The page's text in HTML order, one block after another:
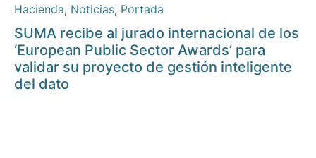
Hacienda, Noticias, Portada
SUMA recibe al jurado internacional de los
‘European Public Sector Awards’ para
validar su proyecto de gestión inteligente
del dato